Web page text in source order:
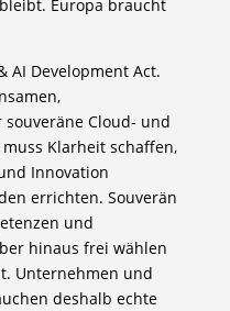
Europa braucht
AI Development Act.
Cloud- und
Klarheit schaffen,
Innovation
errichten. Souverän
und
hinaus frei wählen
Unternehmen und
deshalb echte